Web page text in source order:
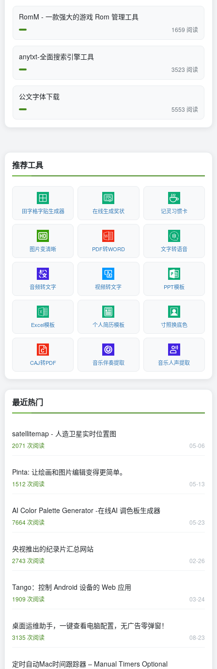
RomM - 一款强大的游戏 Rom 管理工具
1659 阅读
anytxt-全面搜索引擎工具
3523 阅读
公文字体下载
5553 阅读
推荐工具
田字格字贴生成器 在线生成奖状 记灵习惯卡
图片变清晰 PDF转WORD 文字转语音
音频转文字 视频转文字 PPT模板
Excel模板 个人简历模板 寸照换底色
CAJ转PDF 音乐伴奏提取 音乐人声提取
最近热门
satellitemap - 人造卫星实时位置图
2071 次阅读 05-06
Pinta: 让绘画和图片编辑变得更简单。
1512 次阅读 05-13
AI Color Palette Generator -在线AI 调色板生成器
7664 次阅读 05-23
央视推出的纪录片汇总网站
2743 次阅读 02-26
Tango：控制 Android 设备的 Web 应用
1909 次阅读 03-24
桌面运维助手，一键查看电脑配置，无广告零弹窗！
3135 次阅读 08-23
定时自动Mac时间跟踪器 – Manual Timers Optional